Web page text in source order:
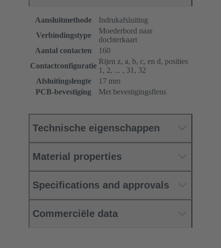
Aansluitmethode
Indrukafsluiting
Verbindingstype
Moederbord naar
dochterkaart
Aantal contacten
160
Contactconfiguratie
Rijen z, a, b, c, en d, posities
1, 2, ... , 31, 32
Afsluitingslengte
17 mm
PCB-bevestiging
Met bevestigingsflens
Technische eigenschappen
Material properties
Specifications and approvals
Commerciële data